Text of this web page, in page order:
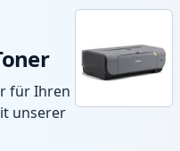
für Ihren
unserer